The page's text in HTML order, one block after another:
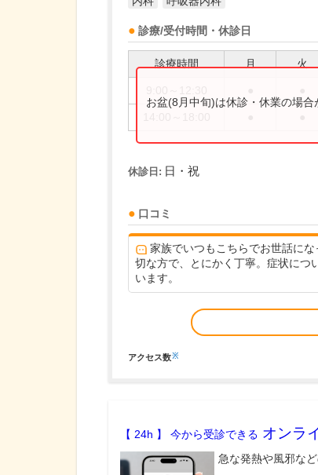
診療/受付時間・休診日
診療時間 月 火
お盆(8月中旬)は休診・休業の場合
休診日: 日・祝
口コミ
家族でいつもこちらでお世話に
切な方で、とにかく丁寧。症状につ
います。
アクセス数※
【 24h 】 今から受診できる オンラ
急な発熱や風邪な